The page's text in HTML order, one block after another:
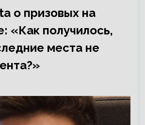
о призовых на
«Как получилось,
места не